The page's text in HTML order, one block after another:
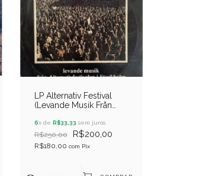
LP Alternativ Festival
(Levande Musik Från
Stockholm 17-22 Mars
1975)
6x de R$33,33 sem juros
R$250,00 R$200,00
R$180,00 com Pix